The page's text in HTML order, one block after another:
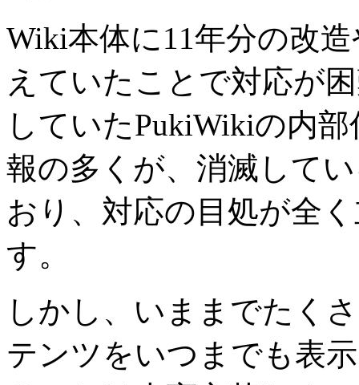
Wiki本体に11年分の改
えていたことで対応が
していたPukiWikiの内
報の多くが、消滅して
おり、対応の目処が全
す。
しかし、いままでたく
テンツをいつまでも表